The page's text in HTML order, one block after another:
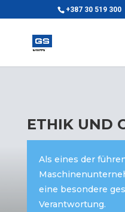
+387 30 519 300
ETHIK UND
Als eines der
eine besondere
Verantwortung.